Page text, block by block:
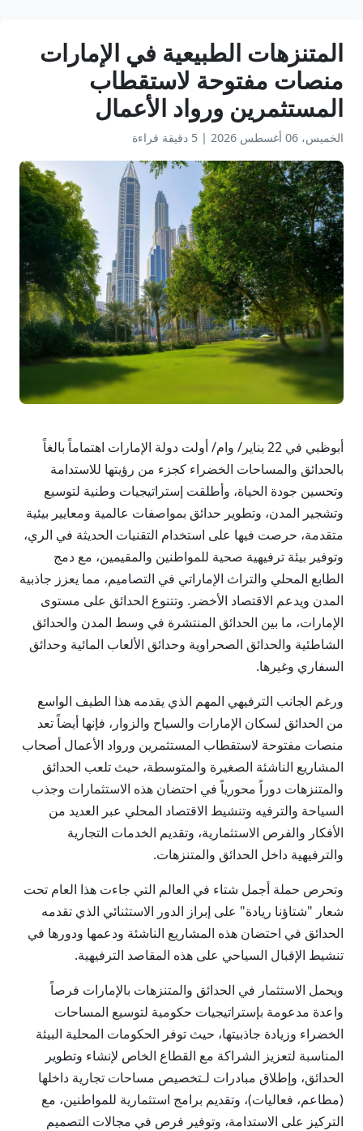
المتنزهات الطبيعية في الإمارات
منصات مفتوحة لاستقطاب
المستثمرين ورواد الأعمال
الخميس، 06 أغسطس 2026 | 5 دقيقة قراءة
أبوظبي في 22 يناير/ وام/ أولت دولة الإمارات اهتماماً بالغاً
بالحدائق والمساحات الخضراء كجزء من رؤيتها للاستدامة
وتحسين جودة الحياة، وأطلقت إستراتيجيات وطنية لتوسيع
وتشجير المدن، وتطوير حدائق بمواصفات عالمية ومعايير بيئية
متقدمة، حرصت فيها على استخدام التقنيات الحديثة في الري،
وتوفير بيئة ترفيهية صحية للمواطنين والمقيمين، مع دمج
الطابع المحلي والتراث الإماراتي في التصاميم، مما يعزز جاذبية
المدن ويدعم الاقتصاد الأخضر. وتتنوع الحدائق على مستوى
الإمارات، ما بين الحدائق المنتشرة في وسط المدن والحدائق
الشاطئية والحدائق الصحراوية وحدائق الألعاب المائية وحدائق
السفاري وغيرها.
ورغم الجانب الترفيهي المهم الذي يقدمه هذا الطيف الواسع
من الحدائق لسكان الإمارات والسياح والزوار، فإنها أيضاً تعد
منصات مفتوحة لاستقطاب المستثمرين ورواد الأعمال أصحاب
المشاريع الناشئة الصغيرة والمتوسطة، حيث تلعب الحدائق
والمتنزهات دوراً محورياً في احتضان هذه الاستثمارات وجذب
السياحة والترفيه وتنشيط الاقتصاد المحلي عبر العديد من
الأفكار والفرص الاستثمارية، وتقديم الخدمات التجارية
والترفيهية داخل الحدائق والمتنزهات.
وتحرص حملة أجمل شتاء في العالم التي جاءت هذا العام تحت
شعار "شتاؤنا ريادة" على إبراز الدور الاستثنائي الذي تقدمه
الحدائق في احتضان هذه المشاريع الناشئة ودعمها ودورها في
تنشيط الإقبال السياحي على هذه المقاصد الترفيهية.
ويحمل الاستثمار في الحدائق والمتنزهات بالإمارات فرصاً
واعدة مدعومة بإستراتيجيات حكومية لتوسيع المساحات
الخضراء وزيادة جاذبيتها، حيث توفر الحكومات المحلية البيئة
المناسبة لتعزيز الشراكة مع القطاع الخاص لإنشاء وتطوير
الحدائق، وإطلاق مبادرات لـتخصيص مساحات تجارية داخلها
(مطاعم، فعاليات)، وتقديم برامج استثمارية للمواطنين، مع
التركيز على الاستدامة، وتوفير فرص في مجالات التصميم